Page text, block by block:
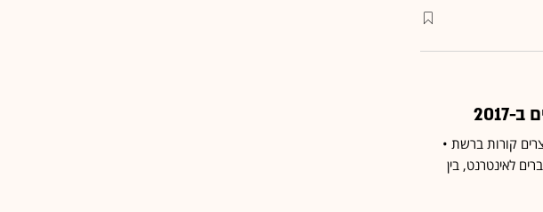
כי 13% מהרכישות של מוצרים קורות ברשת •
אנשים, יהיו מחוברים לאינטרנט, בין